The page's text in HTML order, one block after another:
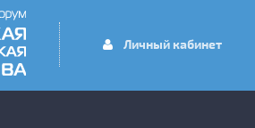
Личный кабинет